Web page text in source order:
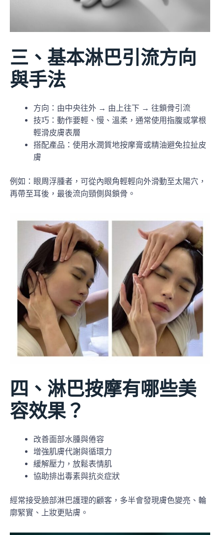
三、基本淋巴引流方向
與手法
方向：由中央往外 → 由上往下 → 往鎖骨引流
技巧：動作要輕、慢、溫柔，通常使用指腹或掌根
輕滑皮膚表層
搭配產品：使用水潤質地按摩膏或精油避免拉扯皮
膚
例如：眼周浮腫者，可從內眼角輕輕向外滑動至太陽穴，
再帶至耳後，最後流向頸側與鎖骨。
四、淋巴按摩有哪些美
容效果？
改善面部水腫與倦容
增強肌膚代謝與循環力
緩解壓力，放鬆表情肌
協助排出毒素與抗炎症狀
經常接受臉部淋巴護理的顧客，多半會發現膚色變亮、輪
廓緊實、上妝更貼膚。